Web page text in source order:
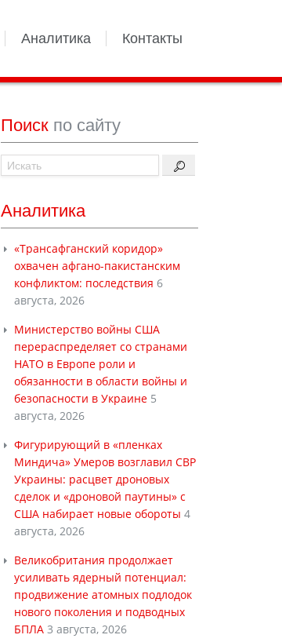
Аналитика Контакты
Поиск по сайту
Аналитика
«Трансафганский коридор»
охвачен афгано-пакистанским
конфликтом: последствия 6
августа, 2026
Министерство войны США
перераспределяет со странами
НАТО в Европе роли и
обязанности в области войны и
безопасности в Украине 5
августа, 2026
Фигурирующий в «пленках
Миндича» Умеров возглавил СВР
Украины: расцвет дроновых
сделок и «дроновой паутины» с
США набирает новые обороты 4
августа, 2026
Великобритания продолжает
усиливать ядерный потенциал:
продвижение атомных подлодок
нового поколения и подводных
БПЛА 3 августа, 2026